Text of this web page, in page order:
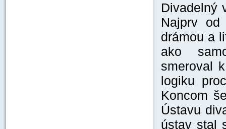
Divadelný
Najprv
drámou a
ako
smeroval
logiku
Koncom
Ústavu
ústav stal